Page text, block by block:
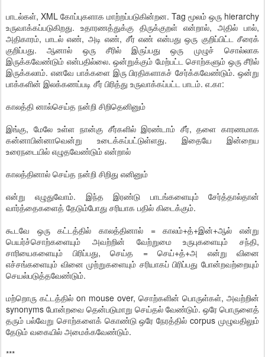
பாடல்கள், XML கோப்புகளாக மாற்றப்படுகின்றன. Tag மூலம் ஒரு hierarchy
உருவாக்கப்படுகிறது. உதாரணத்துக்கு திருக்குறள் என்றால், அதில் பால்,
அதிகாரம், பாடல் எண், அடி எண், சீர் எண் என்பது ஒரு குறிப்பிட்ட சீரைக்
குறிப்பது. ஆனால் ஒரு சீரில் இருப்பது ஒரு முழுச் சொல்லாக
இருக்கவேண்டும் என்பதில்லை. ஒன்றுக்கும் மேற்பட்ட சொற்களும் ஒரு சீரில்
இருக்கலாம். எனவே பாக்களை இரு பிரதிகளாகச் சேர்க்கவேண்டும். ஒன்று
பாக்களின் இலக்கணப்படி சீர் பிரித்து உருவாக்கப்பட்ட பாடம். எ.கா:
காலத்தி னால்செய்த நன்றி சிறிதெனினும்
இங்கு, மேலே உள்ள நான்கு சீர்களில் இரண்டாம் சீர், தளை காரணமாக
கன்னாபின்னாவென்று உடைக்கப்பட்டுள்ளது. இதையே இன்றைய
உரைநடையில் எழுதவேண்டும் என்றால்
காலத்தினால் செய்த நன்றி சிறிது எனினும்
என்று எழுதுவோம். இந்த இரண்டு பாடங்களையும் சேர்த்தால்தான்
வார்த்தைகளைத் தேடும்போது சரியாக பதில் கிடைக்கும்.
கூடவே ஒரு கட்டத்தில் காலத்தினால் = காலம்+த்+இன்+ஆல் என்று
பெயர்ச்சொற்களையும் அவற்றின் வேற்றுமை உருபுகளையும் சந்தி,
சாரியைகளையும் பிரிப்பது, செய்த = செய்+த்+அ என்று வினை
எச்சங்களையும் வினை முற்றுகளையும் சரியாகப் பிரிப்பது போன்றவற்றையும்
செயல்படுத்தவேண்டும்.
மற்றொரு கட்டத்தில் on mouse over, சொற்களின் பொருள்கள், அவற்றின்
synonyms போன்றவை தென்படுமாறு செய்தல் வேண்டும். ஒரே பொருளைத்
தரும் பல்வேறு சொற்களைக் கொண்டு ஒரே நேரத்தில் corpus முழுவதிலும்
தேடும் வகையில் அமைக்கவேண்டும்.
***